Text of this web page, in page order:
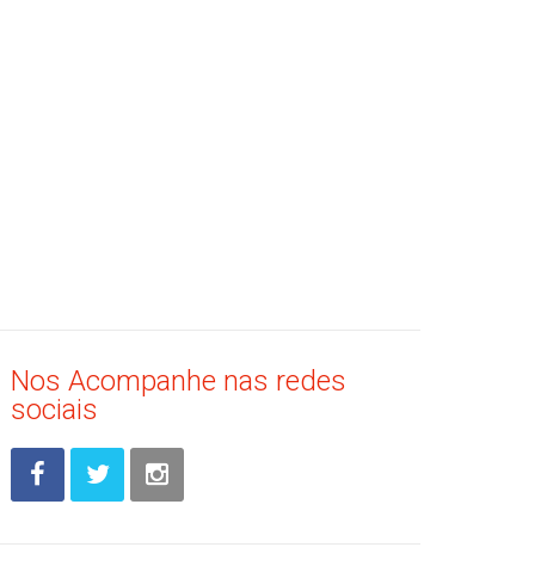
Nos Acompanhe nas redes
sociais